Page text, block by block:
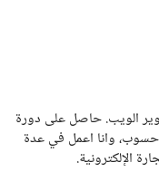
الويب. حاصل على دورة
وانا اعمل في عدة
الإلكترونية.